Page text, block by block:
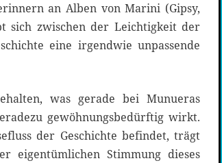
an Alben von Marini (Gipsy,
sich zwischen der Leichtigkeit der
eine irgendwie unpassende
was gerade bei Munueras
gewöhnungsbedürftig wirkt.
der Geschichte befindet, trägt
eigentümlichen Stimmung dieses